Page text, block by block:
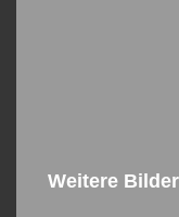
Weitere